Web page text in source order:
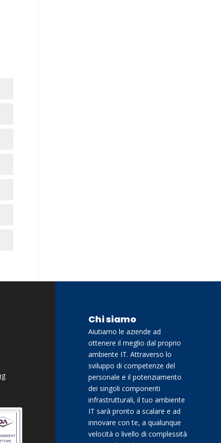
Chi siamo
Aiutiamo le aziende ad
ottenere il meglio dal proprio
ambiente IT. Attraverso lo
sviluppo di competenze del
personale e il potenziamento
dei singoli componenti
infrastrutturali, il tuo ambiente
IT sarà pronto a scalare e ad
innovare con te, a qualunque
velocità o livello di complessità